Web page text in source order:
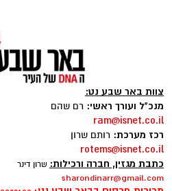
הפעילות המוצלחת בצומת
לפשיטה נוספת שנערכה
ידי בלשי התחנה המקומית,
הלאומי דרום. הכוחות חשפו
להמרת כספים שהעניק
ונוהל כולו מתוך רכב.
במהלך פשיטה על הרכב
צילום: shutterstock אילוסטרציה
צוות באר שבע נט:
מנכ"ל ועורך ראשי: רם שהם
ram@isnet.co.il
רכז מערכת: רותם שרון
rotems@isnet.co.il
כתבת מגזין, חברה ורכילות: שרון דינר
sharondinarr@gmail.com